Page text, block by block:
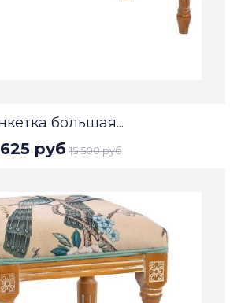
большая...
625 руб 15 500 руб